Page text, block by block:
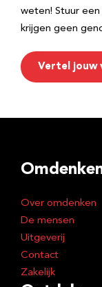
weten! Stuur
krijgen geen
Vertel jouw
Over omdenken
De mensen
Uitgeverij
Contact
Zakelijk